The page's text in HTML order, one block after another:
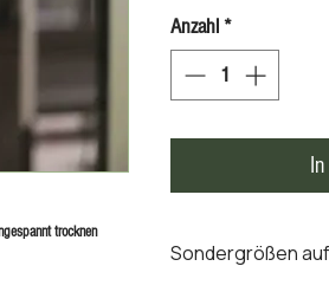
trocknen
Anzahl*
Sondergrößen